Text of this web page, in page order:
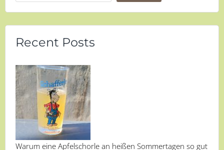
Recent Posts
Warum eine Apfelschorle an heißen Sommertagen so gut